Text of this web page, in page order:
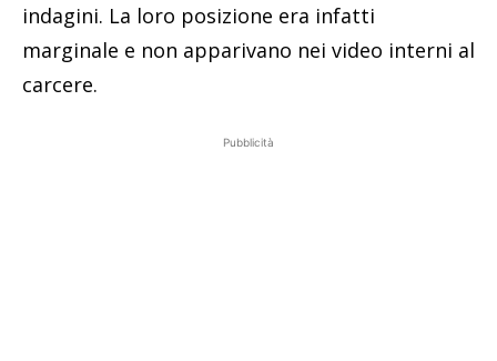
indagini. La loro posizione era infatti
marginale e non apparivano nei video interni al
carcere.
Pubblicità